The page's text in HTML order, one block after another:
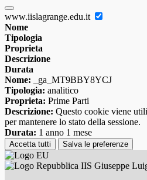
www.iislagrange.edu.it
Nome
Tipologia
Proprieta
Descrizione
Durata
Nome: _ga_MT9BBY8YCJ
Tipologia: analitico
Proprieta: Prime Parti
Descrizione: Questo cookie viene
per mantenere lo stato della sessione.
Durata: 1 anno 1 mese
Accetta tutti Salva le preferenze
IIS Giuseppe